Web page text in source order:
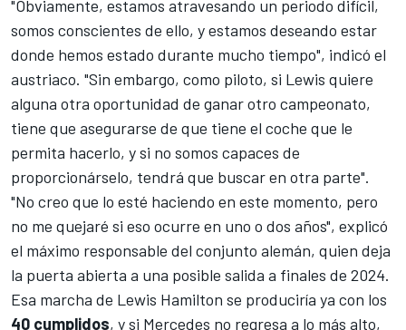
"Obviamente, estamos atravesando un periodo difícil,
somos conscientes de ello, y estamos deseando estar
donde hemos estado durante mucho tiempo", indicó el
austriaco. "Sin embargo, como piloto, si Lewis quiere
alguna otra oportunidad de ganar otro campeonato,
tiene que asegurarse de que tiene el coche que le
permita hacerlo, y si no somos capaces de
proporcionárselo, tendrá que buscar en otra parte".
"No creo que lo esté haciendo en este momento, pero
no me quejaré si eso ocurre en uno o dos años", explicó
el máximo responsable del conjunto alemán, quien deja
la puerta abierta a una posible salida a finales de 2024.
Esa marcha de Lewis Hamilton se produciría ya con los
40 cumplidos, y si Mercedes no regresa a lo más alto,